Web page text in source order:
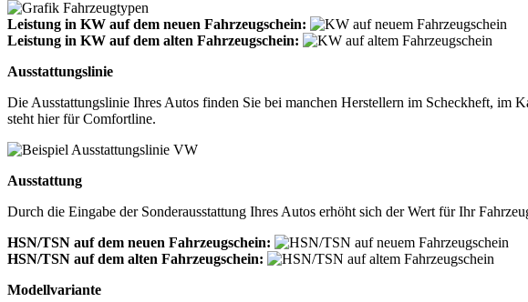
Leistung in KW auf dem neuen Fahrzeugschein:
Leistung in KW auf dem alten Fahrzeugschein:
Ausstattungslinie
Die Ausstattungslinie Ihres Autos finden Sie bei manchen Herstellern im Scheckheft,
steht hier für Comfortline.
Ausstattung
Durch die Eingabe der Sonderausstattung Ihres Autos erhöht sich der Wert für Ihr
HSN/TSN auf dem neuen Fahrzeugschein:
HSN/TSN auf dem alten Fahrzeugschein:
Modellvariante